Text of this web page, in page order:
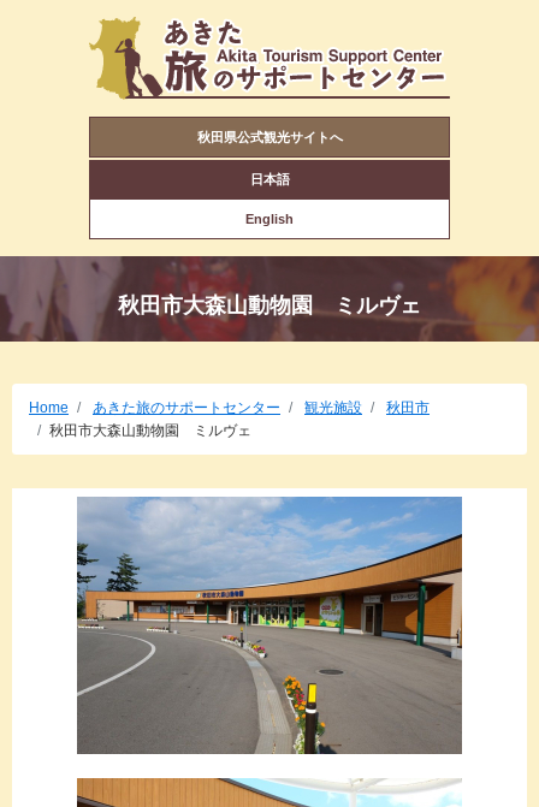
秋田県公式観光サイトへ
日本語
English
秋田市大森山動物園 ミルヴェ
Home あきた旅のサポートセンター 観光施設
秋田市
秋田市大森山動物園 ミルヴェ